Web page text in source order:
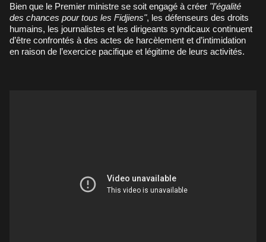
Bien que le Premier ministre se soit engagé à créer "l’égalité
des chances pour tous les Fidjiens", les défenseurs des droits
humains, les journalistes et les dirigeants syndicaux continuent
d’être confrontés à des actes de harcèlement et d’intimidation
en raison de l’exercice pacifique et légitime de leurs activités.